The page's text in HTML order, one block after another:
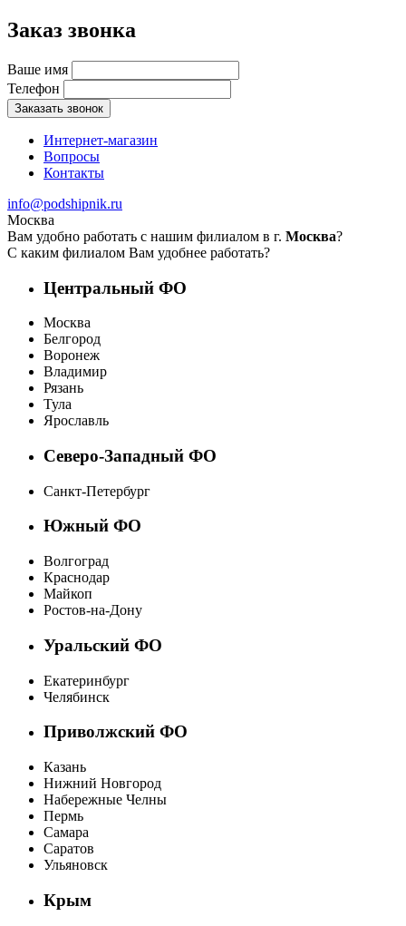
Заказ звонка
Ваше имя
Телефон
Заказать звонок
Интернет-магазин
Вопросы
Контакты
info@podshipnik.ru
Москва
Вам удобно работать с нашим филиалом в г. Москва?
С каким филиалом Вам удобнее работать?
Центральный ФО
Москва
Белгород
Воронеж
Владимир
Рязань
Тула
Ярославль
Северо-Западный ФО
Санкт-Петербург
Южный ФО
Волгоград
Краснодар
Майкоп
Ростов-на-Дону
Уральский ФО
Екатеринбург
Челябинск
Приволжский ФО
Казань
Нижний Новгород
Набережные Челны
Пермь
Самара
Саратов
Ульяновск
Крым